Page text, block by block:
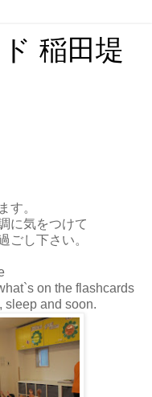
稲田堤
す。
に気をつけて
ごし下さい。
on the flashcards
sleep and soon.